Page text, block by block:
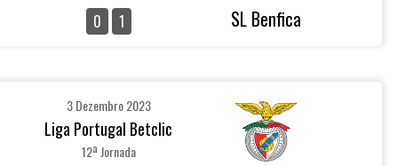
0 1 SL Benfica
3 Dezembro 2023
Liga Portugal Betclic
12ª Jornada